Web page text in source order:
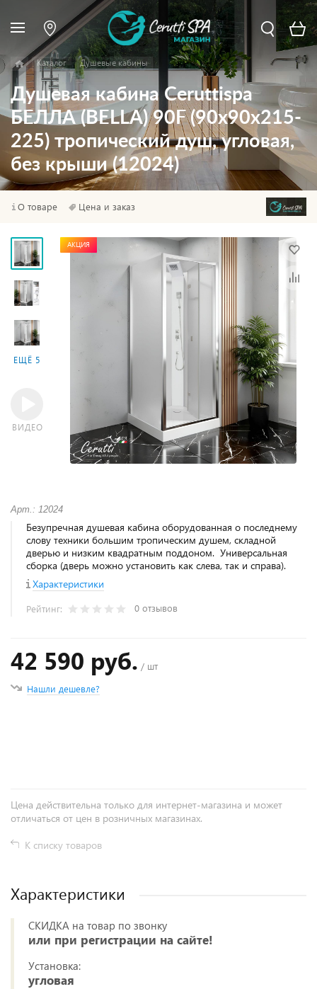
Каталог Душевые кабины
Душевая кабина Ceruttispa
БЕЛЛА (BELLA) 90F (90x90x215-
225) тропический душ, угловая,
без крыши (12024)
О товаре Цена и заказ
ЕЩЁ 5
ВИДЕО
АКЦИЯ
Арт.: 12024
Безупречная душевая кабина оборудованная о последнему
слову техники большим тропическим душем, складной
дверью и низким квадратным поддоном. Универсальная
сборка (дверь можно установить как слева, так и справа).
Характеристики
Рейтинг: 0 отзывов
42 590 руб. / шт
Нашли дешевле?
Цена действительна только для интернет-магазина и может
отличаться от цен в розничных магазинах.
К списку товаров
Характеристики
СКИДКА на товар по звонку
или при регистрации на сайте!
Установка:
угловая